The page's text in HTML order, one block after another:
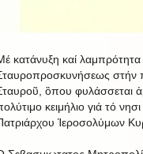
κατάνυξη καί
στήν
ὃπου φυλάσσεται
κειμήλιο γιά τό
Ἱεροσολύμων